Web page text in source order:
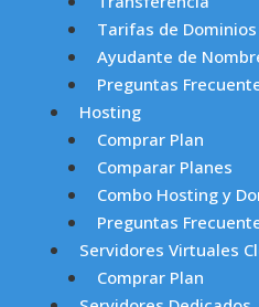
Tarifas de Dominios
Ayudante de
Preguntas
Hosting
Comprar Plan
Comparar Planes
Combo Hosting y
Preguntas
Servidores Virtuales
Comprar Plan